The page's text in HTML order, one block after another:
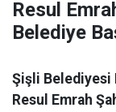
Resul
Belediye
Şişli Belediyesi
Resul Emrah